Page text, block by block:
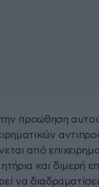
προώθηση
από
και διμερή
να